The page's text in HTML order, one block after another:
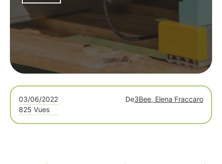
le nid.
03/06/2022 De3Bee, Elena Fraccaro
825 Vues